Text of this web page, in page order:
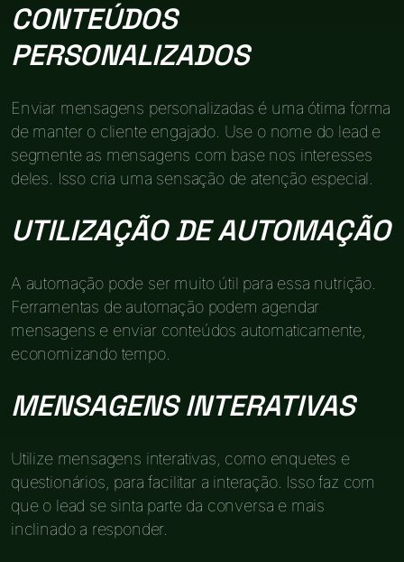
CONTEÚDOS
PERSONALIZADOS
Enviar mensagens personalizadas é uma ótima forma
de manter o cliente engajado. Use o nome do lead e
segmente as mensagens com base nos interesses
deles. Isso cria uma sensação de atenção especial.
UTILIZAÇÃO DE AUTOMAÇÃO
A automação pode ser muito útil para essa nutrição.
Ferramentas de automação podem agendar
mensagens e enviar conteúdos automaticamente,
economizando tempo.
MENSAGENS INTERATIVAS
Utilize mensagens interativas, como enquetes e
questionários, para facilitar a interação. Isso faz com
que o lead se sinta parte da conversa e mais
inclinado a responder.